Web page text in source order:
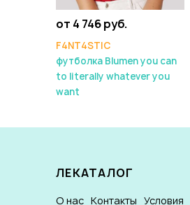
от 4 746 руб.
F4NT4STIC
футболка Blumen you can
to literally whatever you
want
ЛЕКАТАЛОГ
О нас Контакты Условия